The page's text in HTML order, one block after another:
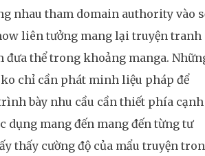
nhau tham domain authority vào
liên tưởng mang lại truyện tranh
đưa thể trong khoảng manga.
chỉ cần phát minh liệu pháp để
bày nhu cầu cần thiết phía cạnh
dụng mang đến mang đến từng tư
thấy cường độ của mẩu truyện